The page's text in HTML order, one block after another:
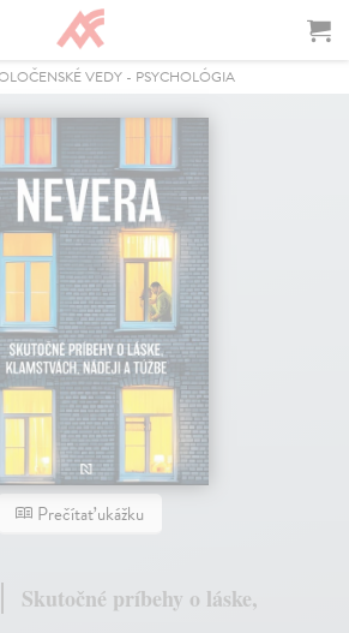
VEDY- PSYCHOLÓGIA
Prečítať ukážku
Skutočné príbehy o láske,